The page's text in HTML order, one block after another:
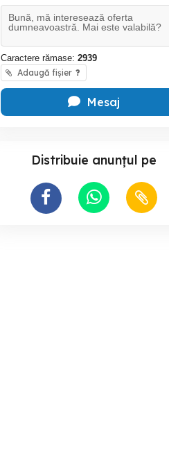
Caractere rămase: 2939
Adaugă fișier ?
Mesaj
Distribuie anunțul pe